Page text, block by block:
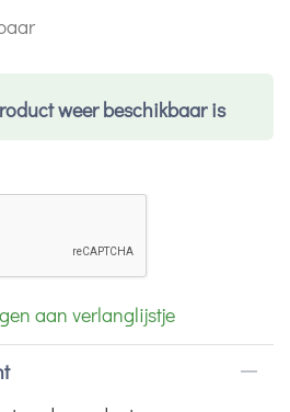
weer beschikbaar is
aan verlanglijstje